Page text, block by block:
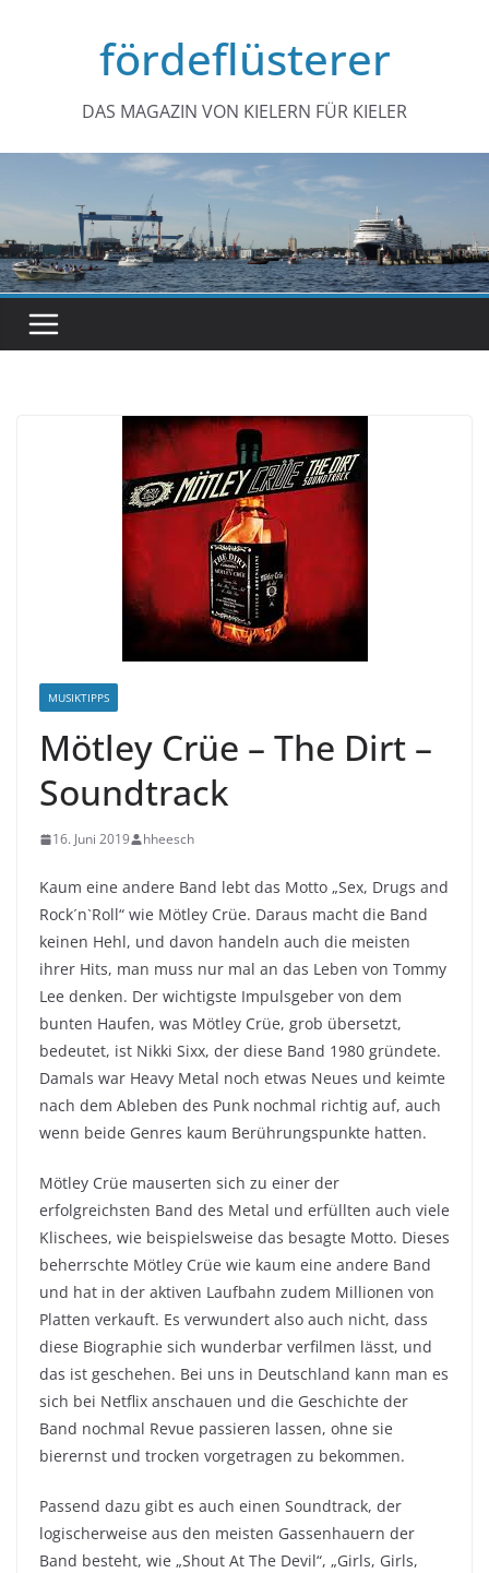
fördeflüsterer
DAS MAGAZIN VON KIELERN FÜR KIELER
MUSIKTIPPS
Mötley Crüe – The Dirt –
Soundtrack
16. Juni 2019 hheesch
Kaum eine andere Band lebt das Motto „Sex, Drugs and
Rock´n`Roll“ wie Mötley Crüe. Daraus macht die Band
keinen Hehl, und davon handeln auch die meisten
ihrer Hits, man muss nur mal an das Leben von Tommy
Lee denken. Der wichtigste Impulsgeber von dem
bunten Haufen, was Mötley Crüe, grob übersetzt,
bedeutet, ist Nikki Sixx, der diese Band 1980 gründete.
Damals war Heavy Metal noch etwas Neues und keimte
nach dem Ableben des Punk nochmal richtig auf, auch
wenn beide Genres kaum Berührungspunkte hatten.
Mötley Crüe mauserten sich zu einer der
erfolgreichsten Band des Metal und erfüllten auch viele
Klischees, wie beispielsweise das besagte Motto. Dieses
beherrschte Mötley Crüe wie kaum eine andere Band
und hat in der aktiven Laufbahn zudem Millionen von
Platten verkauft. Es verwundert also auch nicht, dass
diese Biographie sich wunderbar verfilmen lässt, und
das ist geschehen. Bei uns in Deutschland kann man es
sich bei Netflix anschauen und die Geschichte der
Band nochmal Revue passieren lassen, ohne sie
bierernst und trocken vorgetragen zu bekommen.
Passend dazu gibt es auch einen Soundtrack, der
logischerweise aus den meisten Gassenhauern der
Band besteht, wie „Shout At The Devil“, „Girls, Girls,